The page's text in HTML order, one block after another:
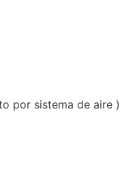
por sistema de aire )